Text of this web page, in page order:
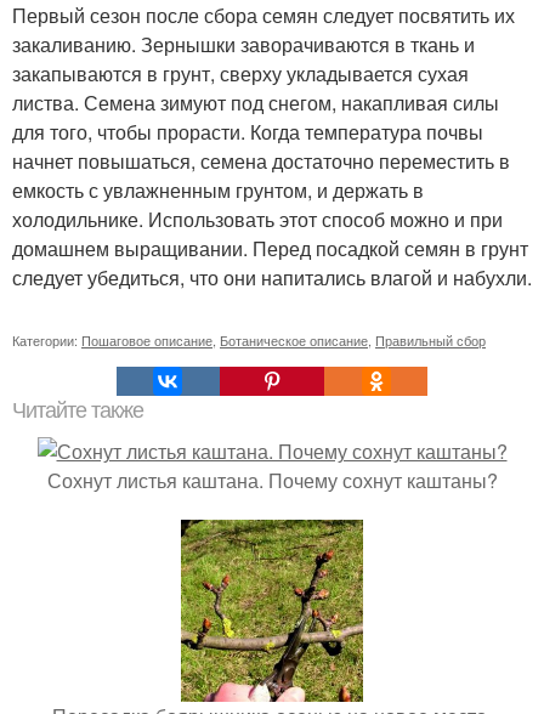
Первый сезон после сбора семян следует посвятить их
закаливанию. Зернышки заворачиваются в ткань и
закапываются в грунт, сверху укладывается сухая
листва. Семена зимуют под снегом, накапливая силы
для того, чтобы прорасти. Когда температура почвы
начнет повышаться, семена достаточно переместить в
емкость с увлажненным грунтом, и держать в
холодильнике. Использовать этот способ можно и при
домашнем выращивании. Перед посадкой семян в грунт
следует убедиться, что они напитались влагой и набухли.
Категории: Пошаговое описание Ботаническое описание Правильный сбор
Читайте также
Сохнут листья каштана. Почему сохнут каштаны?